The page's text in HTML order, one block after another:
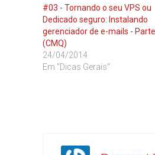
#03 - Tornando o seu VPS ou
Dedicado seguro: Instalando
gerenciador de e-mails - Parte
(CMQ)
24/04/2014
Em "Dicas Gerais"